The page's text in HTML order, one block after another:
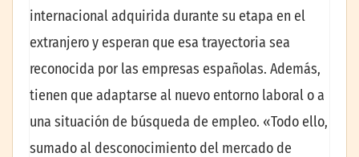
internacional adquirida durante su etapa en el
extranjero y esperan que esa trayectoria sea
reconocida por las empresas españolas. Además,
tienen que adaptarse al nuevo entorno laboral o a
una situación de búsqueda de empleo. «Todo ello,
sumado al desconocimiento del mercado de